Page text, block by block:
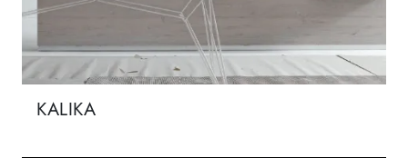
KALIKA